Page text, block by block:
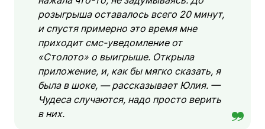
розыгрыша оставалось всего 20 минут,
и спустя примерно это время мне
приходит смс-уведомление от
«Столото» о выигрыше. Открыла
приложение, и, как бы мягко сказать, я
была в шоке, — рассказывает Юлия. —
Чудеса случаются, надо просто верить
в них.